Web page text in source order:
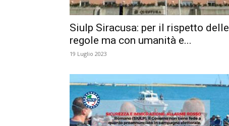
Siulp Siracusa: per il rispetto delle
regole ma con umanità e...
19 Luglio 2023